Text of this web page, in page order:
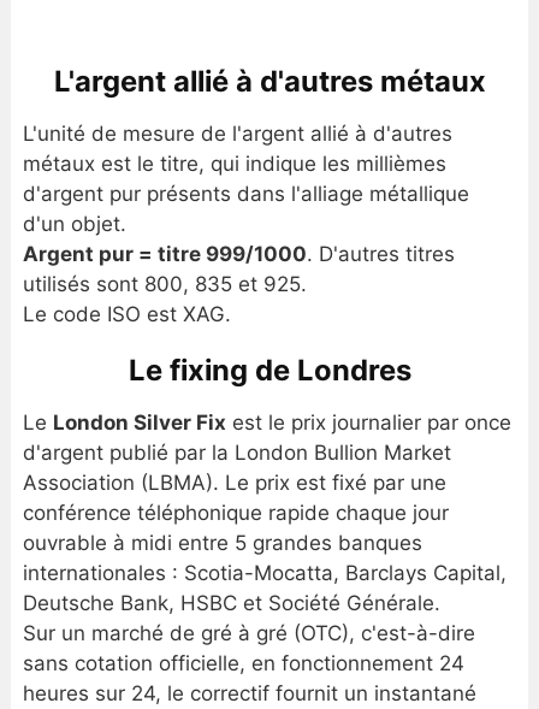
L'argent allié à d'autres métaux
L'unité de mesure de l'argent allié à d'autres
métaux est le titre, qui indique les millièmes
d'argent pur présents dans l'alliage métallique
d'un objet.
Argent pur = titre 999/1000. D'autres titres
utilisés sont 800, 835 et 925.
Le code ISO est XAG.
Le fixing de Londres
Le London Silver Fix est le prix journalier par once
d'argent publié par la London Bullion Market
Association (LBMA). Le prix est fixé par une
conférence téléphonique rapide chaque jour
ouvrable à midi entre 5 grandes banques
internationales : Scotia-Mocatta, Barclays Capital,
Deutsche Bank, HSBC et Société Générale.
Sur un marché de gré à gré (OTC), c'est-à-dire
sans cotation officielle, en fonctionnement 24
heures sur 24, le correctif fournit un instantané